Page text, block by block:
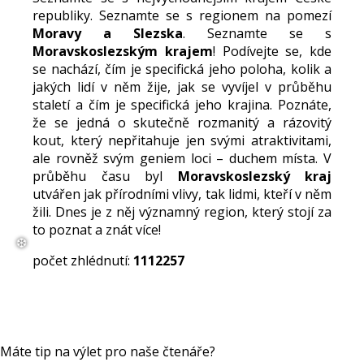
republiky. Seznamte se s regionem na pomezí
Moravy a Slezska. Seznamte se s
Moravskoslezským krajem! Podívejte se, kde
se nachází, čím je specifická jeho poloha, kolik a
jakých lidí v něm žije, jak se vyvíjel v průběhu
staletí a čím je specifická jeho krajina. Poznáte,
že se jedná o skutečně rozmanitý a rázovitý
kout, který nepřitahuje jen svými atraktivitami,
ale rovněž svým geniem loci – duchem místa. V
průběhu času byl Moravskoslezský kraj
utvářen jak přírodními vlivy, tak lidmi, kteří v něm
žili. Dnes je z něj významný region, který stojí za
to poznat a znát více!
počet zhlédnutí: 1112257
Máte tip na výlet pro naše čtenáře?